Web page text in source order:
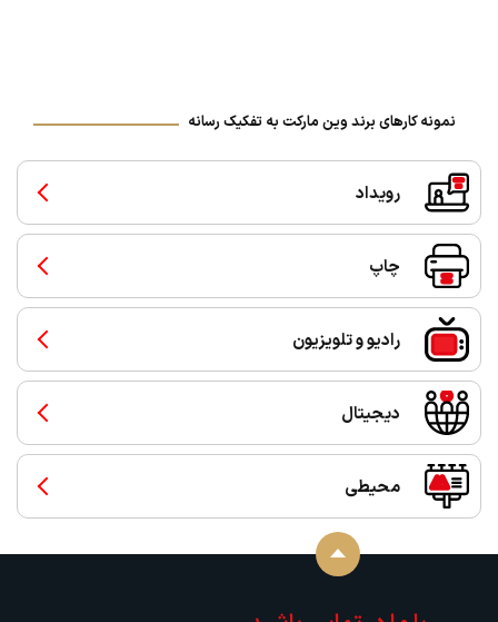
نمونه کارهای برند وین مارکت به تفکیک رسانه
رویداد
چاپ
رادیو و تلویزیون
دیجیتال
محیطی